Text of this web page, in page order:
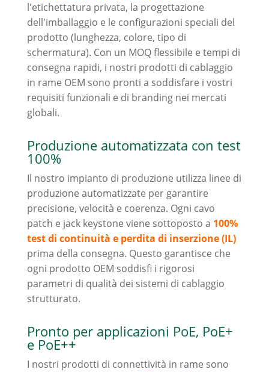
l'etichettatura privata, la progettazione
dell'imballaggio e le configurazioni speciali del
prodotto (lunghezza, colore, tipo di
schermatura). Con un MOQ flessibile e tempi di
consegna rapidi, i nostri prodotti di cablaggio
in rame OEM sono pronti a soddisfare i vostri
requisiti funzionali e di branding nei mercati
globali.
Produzione automatizzata con test
100%
Il nostro impianto di produzione utilizza linee di
produzione automatizzate per garantire
precisione, velocità e coerenza. Ogni cavo
patch e jack keystone viene sottoposto a 100%
test di continuità e perdita di inserzione (IL)
prima della consegna. Questo garantisce che
ogni prodotto OEM soddisfi i rigorosi
parametri di qualità dei sistemi di cablaggio
strutturato.
Pronto per applicazioni PoE, PoE+
e PoE++
I nostri prodotti di connettività in rame sono